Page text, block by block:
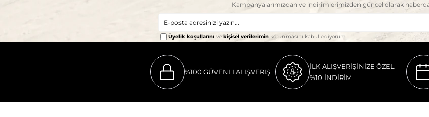
Kampanyalarımızdan ve indirimlerimizden güncel olarak
Üyelik koşullarını ve kişisel verilerimin korunmasını kabul ediyorum.
%100 GÜVENLI ALIŞVERIŞ
İLK ALIŞVERİŞİNİZE ÖZEL
%10 İNDİRİM